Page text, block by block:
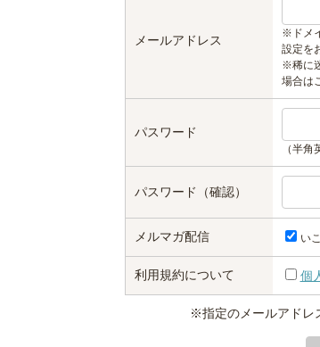
メールアドレス ※ドメ
設定を
※稀に
場合は
パスワード
（半
パスワード（確認）
メルマガ配信 い
利用規約について 個
※指定のメールアドレ